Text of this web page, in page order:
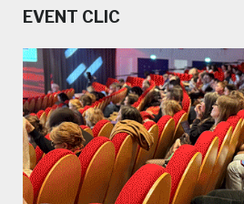
EVENT CLIC